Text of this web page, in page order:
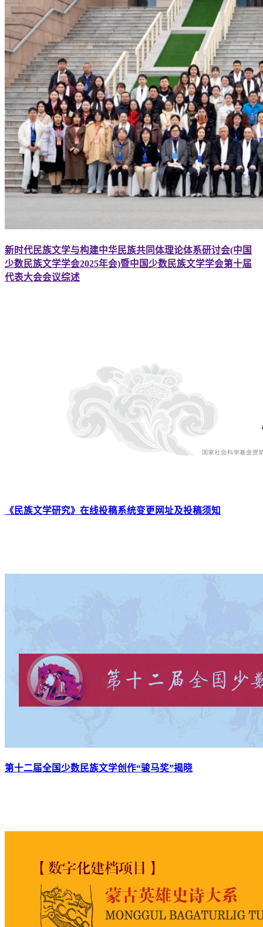
新时代民族文学与构建中华民族共同体理论体系研讨会(中国
少数民族文学学会2025年会)暨中国少数民族文学学会第十届
代表大会会议综述
《民族文学研究》在线投稿系统变更网址及投稿须知
第十二届全国少数民族文学创作“骏马奖”揭晓